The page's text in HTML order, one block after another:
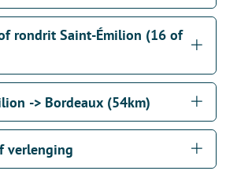
rondrit Saint-Émilion (16 of
-> Bordeaux (54km)
verlenging